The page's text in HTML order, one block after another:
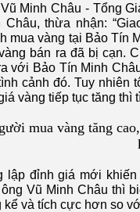
Minh Châu - Tổng
Châu, thừa nhận:
mua vàng tại Bảo Tín
bán ra đã bị cạn.
với Bảo Tín Minh
cảnh đó. Tuy nhiên
vàng tiếp tục tăng thì
mua vàng tăng
lập đỉnh giá mới
Vũ Minh Châu thì
kể và tích cực hơn so